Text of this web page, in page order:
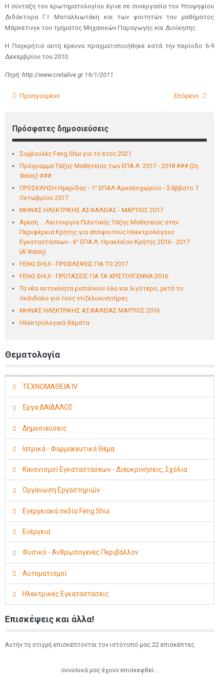
Η σύνταξη του ερωτηματολογίου έγινε σε συνεργασία του Υποψηφίου
Διδάκτορα Γ.I .Ματαλλιωτάκη και των φοιτητών του μαθήματος
Μάρκετινγκ του τμήματος Μηχανικών Παραγωγής και Διοίκησης.
Η Παγκρήτια αυτή έρευνα πραγματοποιήθηκε κατά την περίοδο 6-9
Δεκεμβρίου του 2010.
Πηγή: http://www.cretalive.gr 19/1/2011
Προηγούμενο Επόμενο
Πρόσφατες δημοσιεύσεις
Συμβουλές Feng Shui για το έτος 2021
Πρόγραμμα Τάξης Μαθητείας των ΕΠΑ.Λ. 2017 - 2018 ### (2η
Φάση) ###
ΠΡΟΣΚΛΗΣΗ Ημερίδας - 1° ΕΠΑΛ Αρκαλoχωρίου - Σάββατο 7
Οκτωβρίου 2017
ΜΗΝΑΣ ΗΛΕΚΤΡΙΚΗΣ ΑΣΦΑΛΕΙΑΣ - ΜΑΡΤΙΟΣ 2017
Άμεση ... Λειτουργία Πιλοτικής Τάξης Μαθητείας στην
Περιφέρεια Κρήτης για απόφοιτους Ηλεκτρολόγους
Εγκαταστάσεων - 6° ΕΠΑ.Λ. Ηρακλείου Κρήτης 2016 - 2017
(Α΄Φάση)
FENG SHUI - ΠΡΟΒΛΕΨΕΙΣ ΓΙΑ ΤΟ 2017
FENG SHUI - ΠΡΟΤΑΣΕΙΣ ΓΙΑ ΤΑ ΧΡΙΣΤΟΥΓΕΝΝΑ 2016
Τα νέα αυτοκίνητα ρυπαίνουν όλο και λιγότερο, μετά το
σκάνδαλο για τους ντιζελοκινητήρες
ΜΗΝΑΣ ΗΛΕΚΤΡΙΚΗΣ ΑΣΦΑΛΕΙΑΣ ΜΑΡΤΙΟΣ 2016
Ηλεκτρολογικά Θέματα
Θεματολογία
ΤΕΧΝΟΜΑΘΕΙΑ IV
Έργα ΔΑΙΔΑΛΟΣ
Δημοσιεύσεις
Ιατρικά - Φαρμακευτικά Θέμα
Κανονισμοί Εγκαταστάσεων - Διευκρινήσεις, Σχόλια
Οργάνωση Εργαστηριών
Ενεργειακά πεδία Feng Shui
Ενέργεια
Φυσικό - Ανθρωπογενές Περιβάλλον
Αυτοματισμοί
Ηλεκτρικές Εγκαταστάσεις
Επισκέψεις και άλλα!
Αυτήν τη στιγμή επισκέπτονται τον ιστότοπό μας 22 επισκέπτες
συνολικά μας έχουν επισκεφθεί...